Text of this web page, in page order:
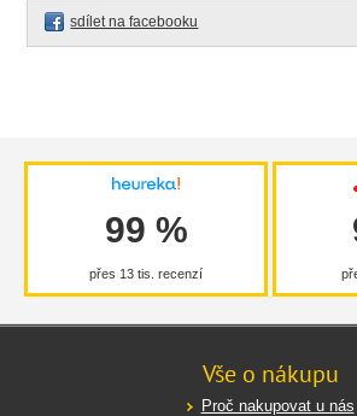
sdílet na facebooku
99 %
přes 13 tis. recenzí
Vše o nákupu
Proč nakupovat u nás